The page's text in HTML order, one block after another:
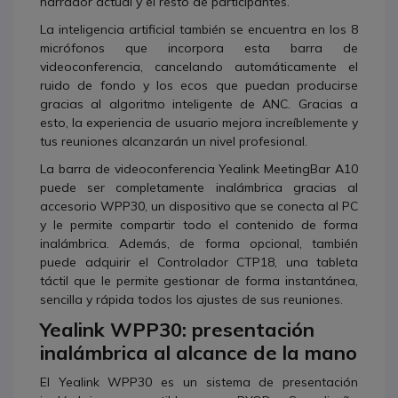
La inteligencia artificial también se encuentra en los 8
micrófonos que incorpora esta barra de
videoconferencia, cancelando automáticamente el
ruido de fondo y los ecos que puedan producirse
gracias al algoritmo inteligente de ANC. Gracias a
esto, la experiencia de usuario mejora increíblemente y
tus reuniones alcanzarán un nivel profesional.
La barra de videoconferencia Yealink MeetingBar A10
puede ser completamente inalámbrica gracias al
accesorio WPP30, un dispositivo que se conecta al PC
y le permite compartir todo el contenido de forma
inalámbrica. Además, de forma opcional, también
puede adquirir el Controlador CTP18, una tableta
táctil que le permite gestionar de forma instantánea,
sencilla y rápida todos los ajustes de sus reuniones.
Yealink WPP30: presentación
inalámbrica al alcance de la mano
El Yealink WPP30 es un sistema de presentación